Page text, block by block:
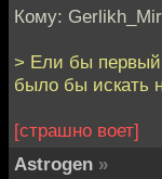
Кому:
> Ели бы первый
было бы искать
[страшно воет]
Astrogen »